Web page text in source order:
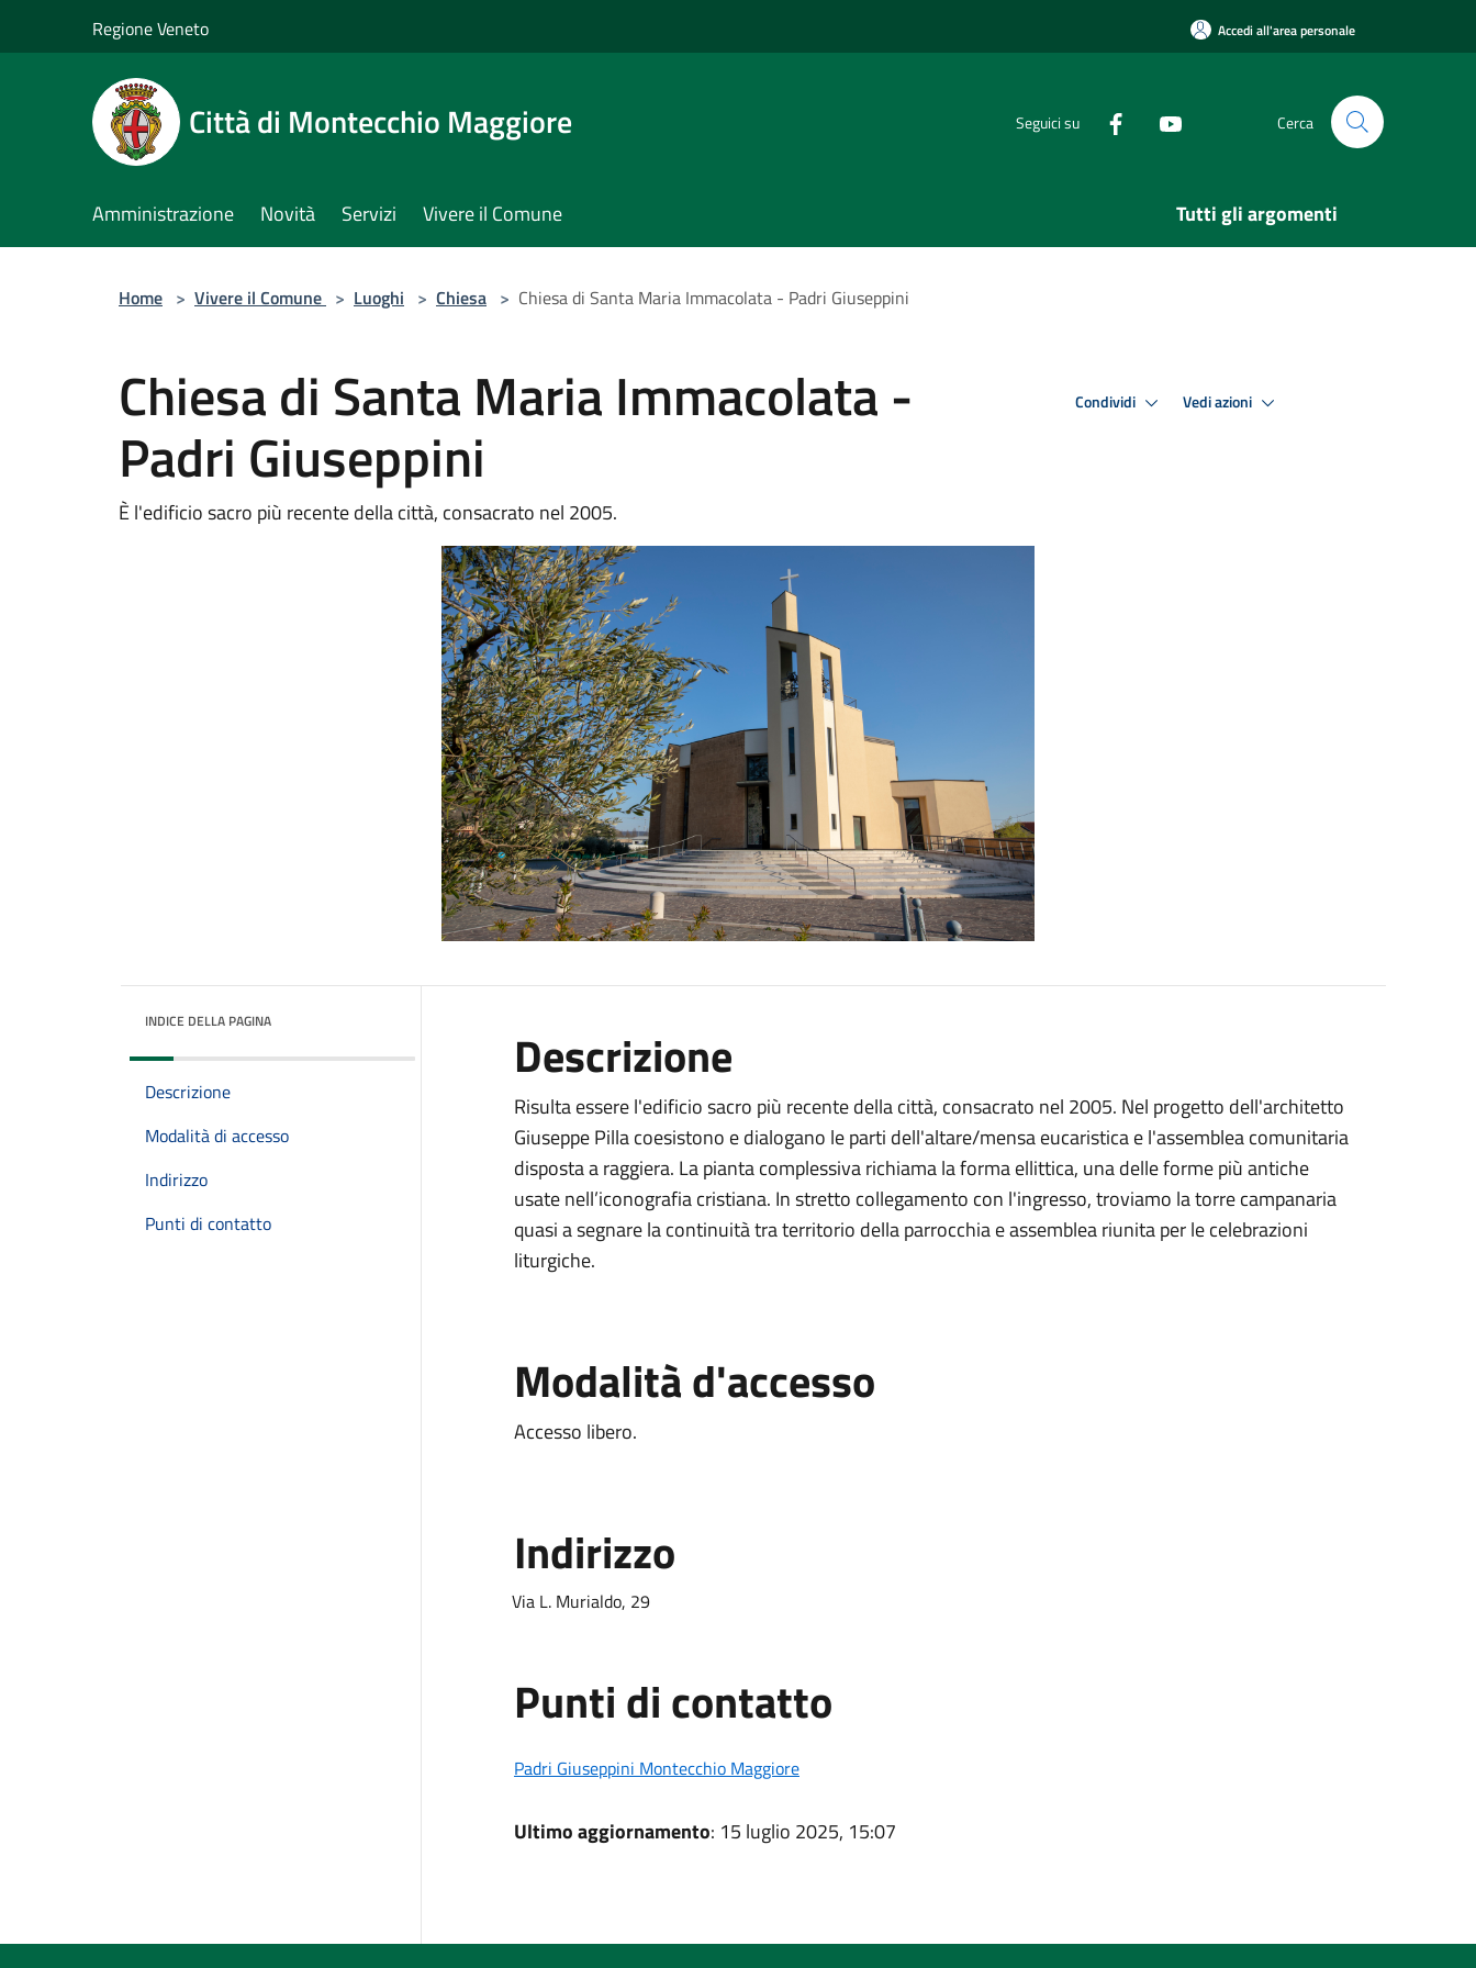
Regione Veneto Accedi all'area personale
Città di Montecchio Maggiore Seguici su Cerca
Amministrazione Novità Servizi Vivere il Comune Tutti gli argomenti
Home > Vivere il Comune > Luoghi > Chiesa > Chiesa di Santa Maria Immacolata - Padri Giuseppini
Chiesa di Santa Maria Immacolata -
Padri Giuseppini
È l'edificio sacro più recente della città, consacrato nel 2005.
Condividi Vedi azioni
INDICE DELLA PAGINA
Descrizione
Modalità di accesso
Indirizzo
Punti di contatto
Descrizione
Risulta essere l'edificio sacro più recente della città, consacrato nel 2005. Nel progetto dell'architetto
Giuseppe Pilla coesistono e dialogano le parti dell'altare/mensa eucaristica e l'assemblea comunitaria
disposta a raggiera. La pianta complessiva richiama la forma ellittica, una delle forme più antiche
usate nell’iconografia cristiana. In stretto collegamento con l'ingresso, troviamo la torre campanaria
quasi a segnare la continuità tra territorio della parrocchia e assemblea riunita per le celebrazioni
liturgiche.
Modalità d'accesso
Accesso libero.
Indirizzo
Via L. Murialdo, 29
Punti di contatto
Padri Giuseppini Montecchio Maggiore
Ultimo aggiornamento: 15 luglio 2025, 15:07